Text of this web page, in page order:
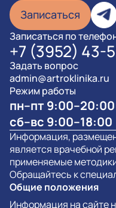
Записаться
Записаться по
+7 (3952) 43-
Задать вопрос
admin@artroklinika.ru
Режим работы
пн–пт 9:00–20:00
сб–вс 9:00–18:00
Информация,
является врачебной
применяемые
Обращайтесь к
Общие положения
Информация на сайте